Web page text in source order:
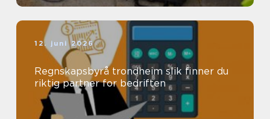
12. juni 2026
Regnskapsbyrå trondheim slik finner du
riktig partner for bedriften